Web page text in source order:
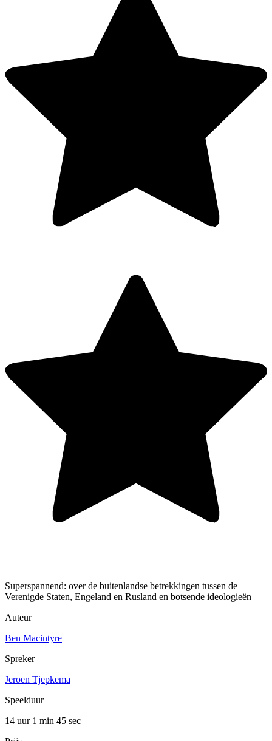
Superspannend: over de buitenlandse betrekkingen tussen de
Verenigde Staten, Engeland en Rusland en botsende ideologieën
Auteur
Ben Macintyre
Spreker
Jeroen Tjepkema
Speelduur
14 uur 1 min 45 sec